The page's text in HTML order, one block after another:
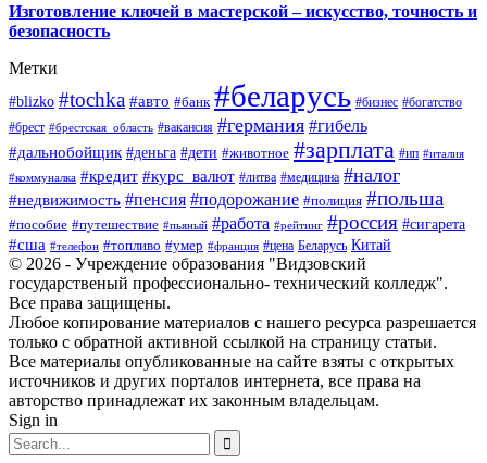
Изготовление ключей в мастерской – искусство, точность и
безопасность
Метки
#blizko #tochka #авто #банк #беларусь #бизнес #богатство
#брест #брестская_область #вакансия #германия #гибель
#дальнобойщик #деньга #дети #животное #зарплата #ип #италия
#коммуналка #кредит #курс_валют #литва #медицина #налог
#недвижимость #пенсия #подорожание #полиция #польша
#пособие #путешествие #пьяный #работа #рейтинг #россия #сигарета
#сша #телефон #топливо #умер #франция #цена Беларусь Китай
© 2026 - Учреждение образования "Видзовский
государственый профессионально- технический колледж".
Все права защищены.
Любое копирование материалов с нашего ресурса разрешается
только с обратной активной ссылкой на страницу статьи.
Все материалы опубликованные на сайте взяты с открытых
источников и других порталов интернета, все права на
авторство принадлежат их законным владельцам.
Sign in